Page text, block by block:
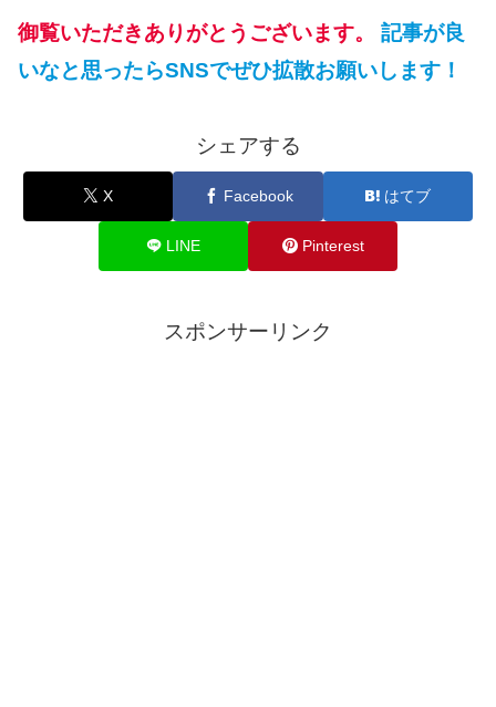
御覧いただきありがとうございます。
記事が良
いなと思ったらSNSでぜひ拡散お願いします！
シェアする
X Facebook はてブ
LINE Pinterest
スポンサーリンク